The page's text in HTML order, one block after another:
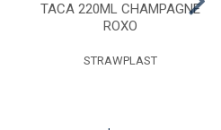
TACA 220ML CHAMPAGNE
ROXO
STRAWPLAST